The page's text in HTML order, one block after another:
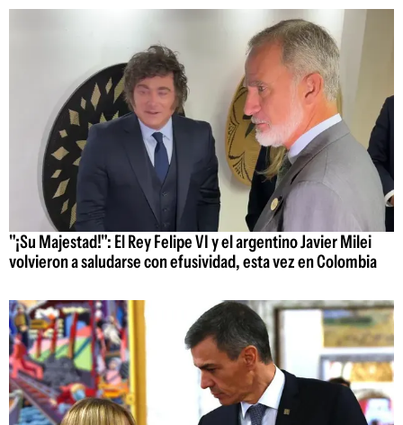
"¡Su Majestad!": El Rey Felipe VI y el argentino Javier Milei
volvieron a saludarse con efusividad, esta vez en Colombia